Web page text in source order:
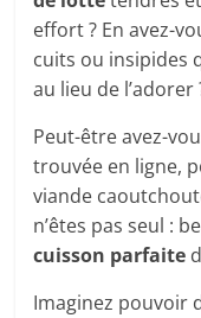
effort ? En avez-
cuits ou insipides
au lieu de l’adorer
Peut-être avez-
trouvée en ligne,
viande
n’êtes pas seul :
cuisson parfaite
Imaginez pouvoir